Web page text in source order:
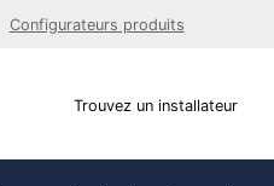
Configurateurs produits
Trouvez un installateur